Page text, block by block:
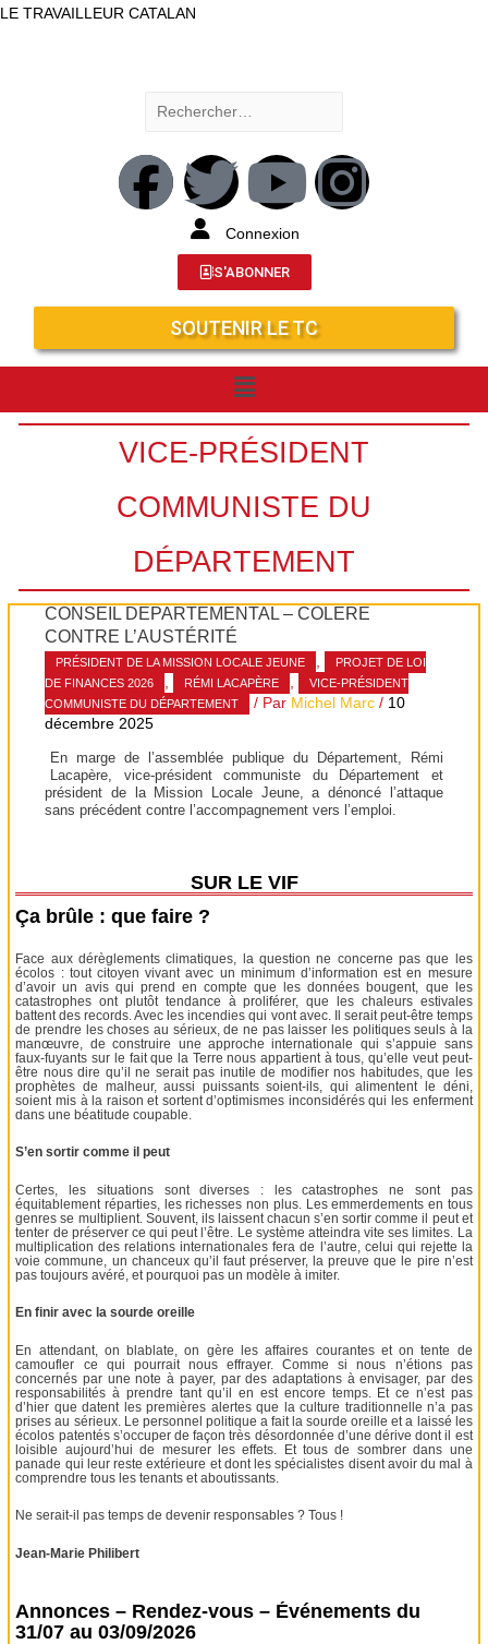
LE TRAVAILLEUR CATALAN
Connexion
S'ABONNER
SOUTENIR LE TC
VICE-PRÉSIDENT
COMMUNISTE DU
DÉPARTEMENT
CONSEIL DÉPARTEMENTAL – COLÈRE
CONTRE L’AUSTÉRITÉ
PRÉSIDENT DE LA MISSION LOCALE JEUNE ,
PROJET DE LOI
DE FINANCES 2026
, RÉMI LACAPÈRE ,
VICE-PRÉSIDENT
COMMUNISTE DU DÉPARTEMENT
/ Par Michel Marc / 10
décembre 2025
En marge de l’assemblée publique du Département, Rémi
Lacapère, vice-président communiste du Département et
président de la Mission Locale Jeune, a dénoncé l’attaque
sans précédent contre l’accompagnement vers l’emploi.
SUR LE VIF
Ça brûle : que faire ?
Face aux dérèglements climatiques, la question ne concerne pas que les
écolos : tout citoyen vivant avec un minimum d’information est en mesure
d’avoir un avis qui prend en compte que les données bougent, que les
catastrophes ont plutôt tendance à proliférer, que les chaleurs estivales
battent des records. Avec les incendies qui vont avec. Il serait peut-être temps
de prendre les choses au sérieux, de ne pas laisser les politiques seuls à la
manœuvre, de construire une approche internationale qui s’appuie sans
faux-fuyants sur le fait que la Terre nous appartient à tous, qu’elle veut peut-
être nous dire qu’il ne serait pas inutile de modifier nos habitudes, que les
prophètes de malheur, aussi puissants soient-ils, qui alimentent le déni,
soient mis à la raison et sortent d’optimismes inconsidérés qui les enferment
dans une béatitude coupable.
S’en sortir comme il peut
Certes, les situations sont diverses : les catastrophes ne sont pas
équitablement réparties, les richesses non plus. Les emmerdements en tous
genres se multiplient. Souvent, ils laissent chacun s’en sortir comme il peut et
tenter de préserver ce qui peut l’être. Le système atteindra vite ses limites. La
multiplication des relations internationales fera de l’autre, celui qui rejette la
voie commune, un chanceux qu’il faut préserver, la preuve que le pire n’est
pas toujours avéré, et pourquoi pas un modèle à imiter.
En finir avec la sourde oreille
En attendant, on blablate, on gère les affaires courantes et on tente de
camoufler ce qui pourrait nous effrayer. Comme si nous n’étions pas
concernés par une note à payer, par des adaptations à envisager, par des
responsabilités à prendre tant qu’il en est encore temps. Et ce n’est pas
d’hier que datent les premières alertes que la culture traditionnelle n’a pas
prises au sérieux. Le personnel politique a fait la sourde oreille et a laissé les
écolos patentés s’occuper de façon très désordonnée d’une dérive dont il est
loisible aujourd’hui de mesurer les effets. Et tous de sombrer dans une
panade qui leur reste extérieure et dont les spécialistes disent avoir du mal à
comprendre tous les tenants et aboutissants.
Ne serait-il pas temps de devenir responsables ? Tous !
Jean-Marie Philibert
Annonces – Rendez-vous – Événements du
31/07 au 03/09/2026